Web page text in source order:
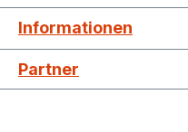
Informationen
Partner